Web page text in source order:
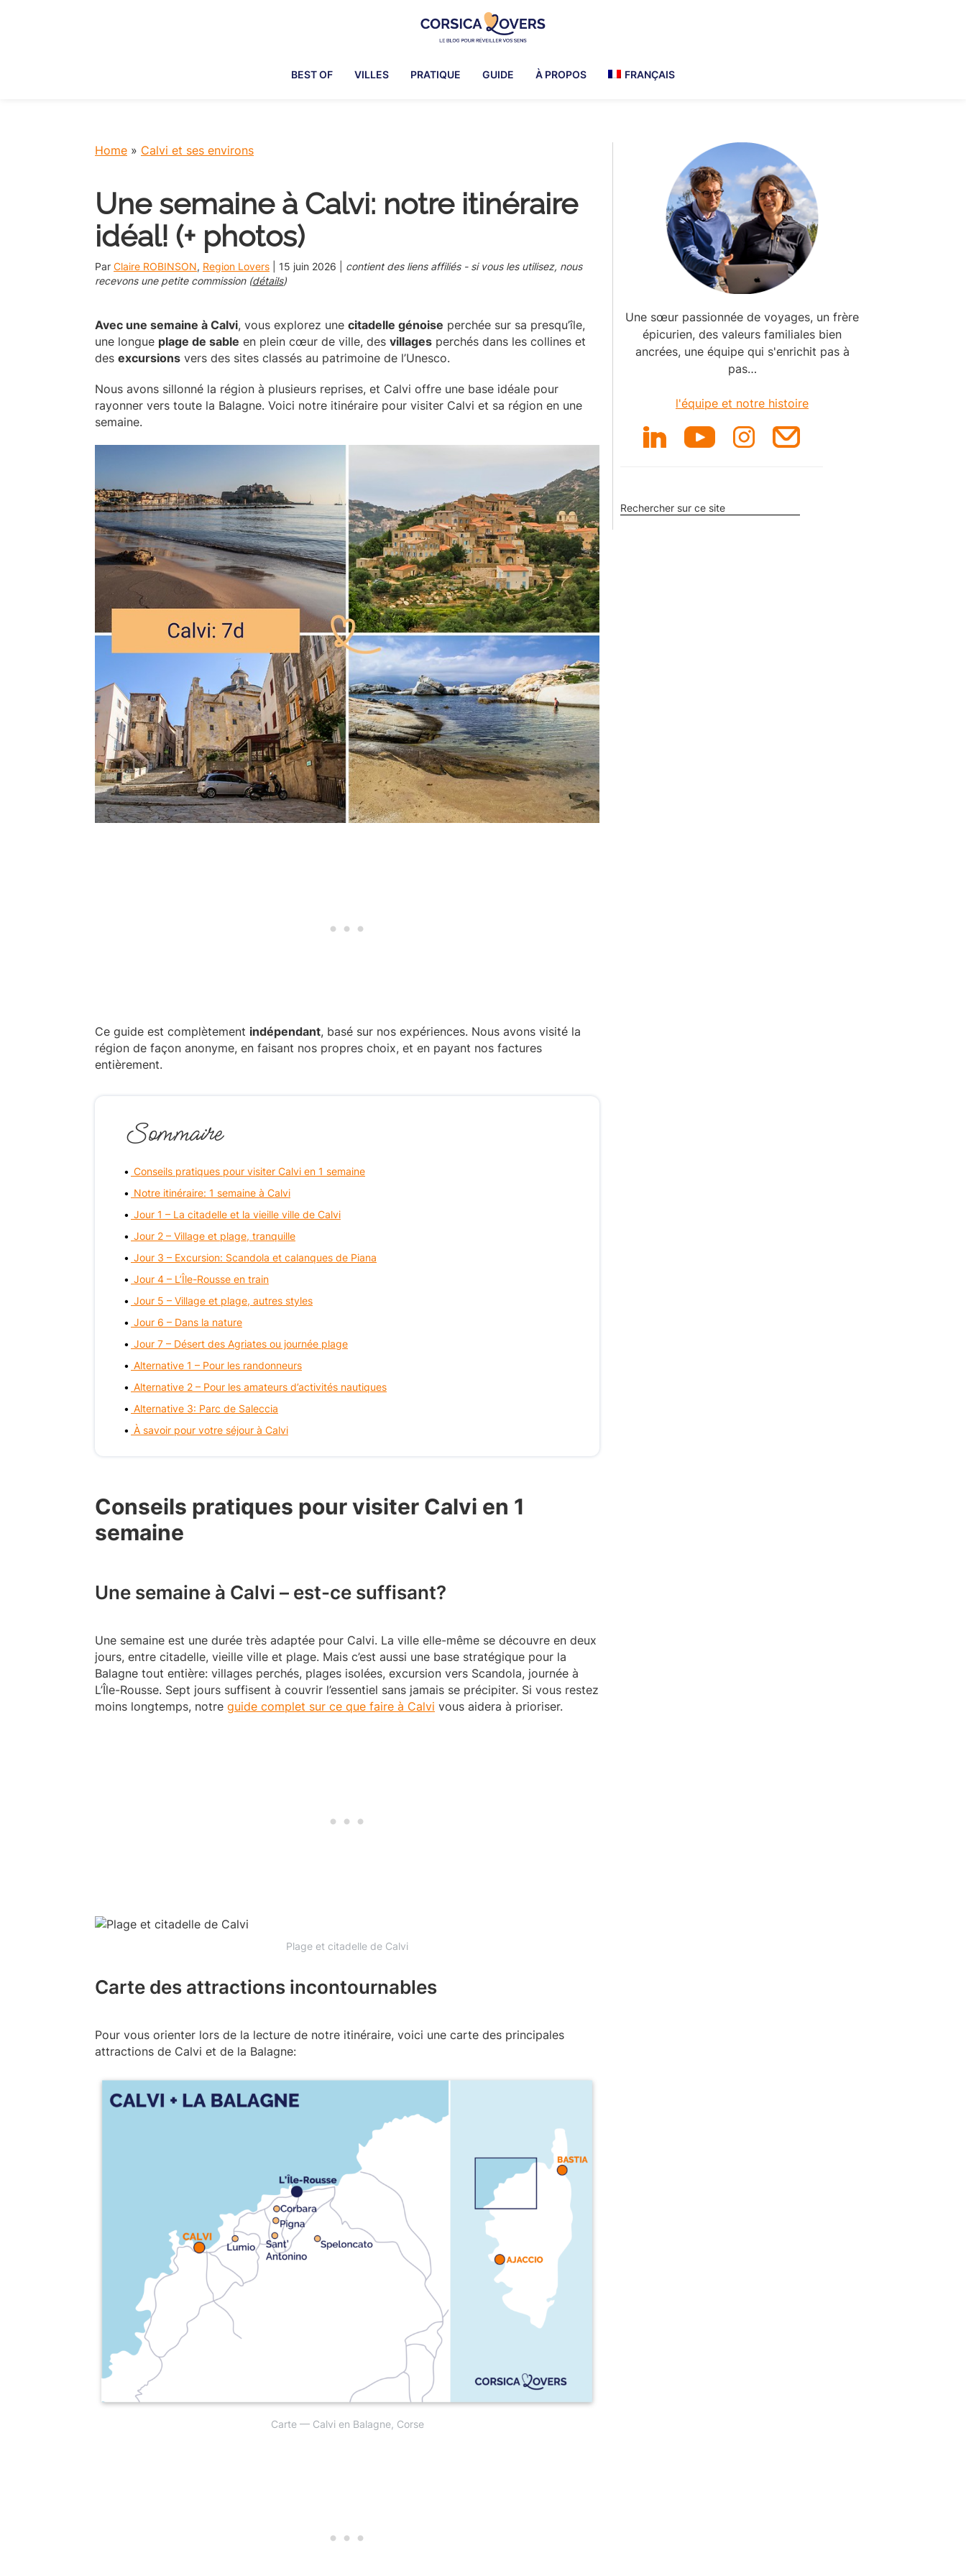
réveiller
de
Claire
BEST OF VILLES PRATIQUE GUIDE À PROPOS FRANÇAIS
Home » Calvi et ses environs
Une semaine à Calvi: notre itinéraire
idéal! (+ photos)
Par Claire ROBINSON, Region Lovers 15 juin 2026
contient des liens affiliés - si vous les utilisez, nous
recevons une petite commission (détails)
Avec une semaine à Calvi, vous explorez une citadelle génoise perchée sur sa presqu’île,
une longue plage de sable en plein cœur de ville, des villages perchés dans les collines et
des excursions vers des sites classés au patrimoine de l’Unesco.
Nous avons sillonné la région à plusieurs reprises, et Calvi offre une base idéale pour
rayonner vers toute la Balagne. Voici notre itinéraire pour visiter Calvi et sa région en une
semaine.
Ce guide est complètement indépendant, basé sur nos expériences. Nous avons visité la
région de façon anonyme, en faisant nos propres choix, et en payant nos factures
entièrement.
Sommaire
Conseils pratiques pour visiter Calvi en 1 semaine
Notre itinéraire: 1 semaine à Calvi
Jour 1 – La citadelle et la vieille ville de Calvi
Jour 2 – Village et plage, tranquille
Jour 3 – Excursion: Scandola et calanques de Piana
Jour 4 – L’Île-Rousse en train
Jour 5 – Village et plage, autres styles
Jour 6 – Dans la nature
Jour 7 – Désert des Agriates ou journée plage
Alternative 1 – Pour les randonneurs
Alternative 2 – Pour les amateurs d’activités nautiques
Alternative 3: Parc de Saleccia
À savoir pour votre séjour à Calvi
Conseils pratiques pour visiter Calvi en 1
semaine
Une semaine à Calvi – est-ce suffisant?
Une semaine est une durée très adaptée pour Calvi. La ville elle-même se découvre en deux
jours, entre citadelle, vieille ville et plage. Mais c’est aussi une base stratégique pour la
Balagne tout entière: villages perchés, plages isolées, excursion vers Scandola, journée à
L’Île-Rousse. Sept jours suffisent à couvrir l’essentiel sans jamais se précipiter. Si vous restez
moins longtemps, notre guide complet sur ce que faire à Calvi vous aidera à prioriser.
Plage et citadelle de Calvi
Carte des attractions incontournables
Pour vous orienter lors de la lecture de notre itinéraire, voici une carte des principales
attractions de Calvi et de la Balagne:
Carte — Calvi en Balagne, Corse
Primary
Sidebar
Une sœur passionnée de voyages, un frère
épicurien, des valeurs familiales bien
ancrées, une équipe qui s'enrichit pas à
pas…
l'équipe et notre histoire
Rechercher